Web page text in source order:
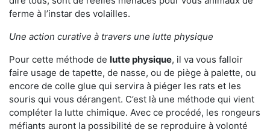
ferme à l’instar des volailles.
Une action curative à travers une lutte physique
Pour cette méthode de lutte physique, il va vous falloir
faire usage de tapette, de nasse, ou de piège à palette, ou
encore de colle glue qui servira à piéger les rats et les
souris qui vous dérangent. C’est là une méthode qui vient
compléter la lutte chimique. Avec ce procédé, les rongeurs
méfiants auront la possibilité de se reproduire à volonté